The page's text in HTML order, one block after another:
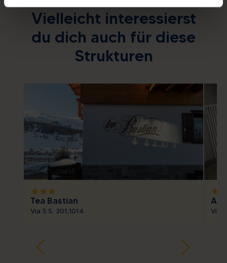
Vielleicht interessierst
du dich auch für diese
Strukturen
starstarstar
Tea Bastian
Via S.S. 301,1014
star
Via